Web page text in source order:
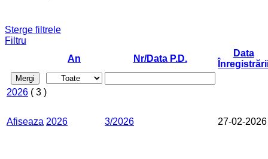
Sterge filtrele
Filtru
An
Nr/Data P.D.
Data
Mergi
2026 ( 3 )
Afiseaza 2026 3/2026 27-02-2026